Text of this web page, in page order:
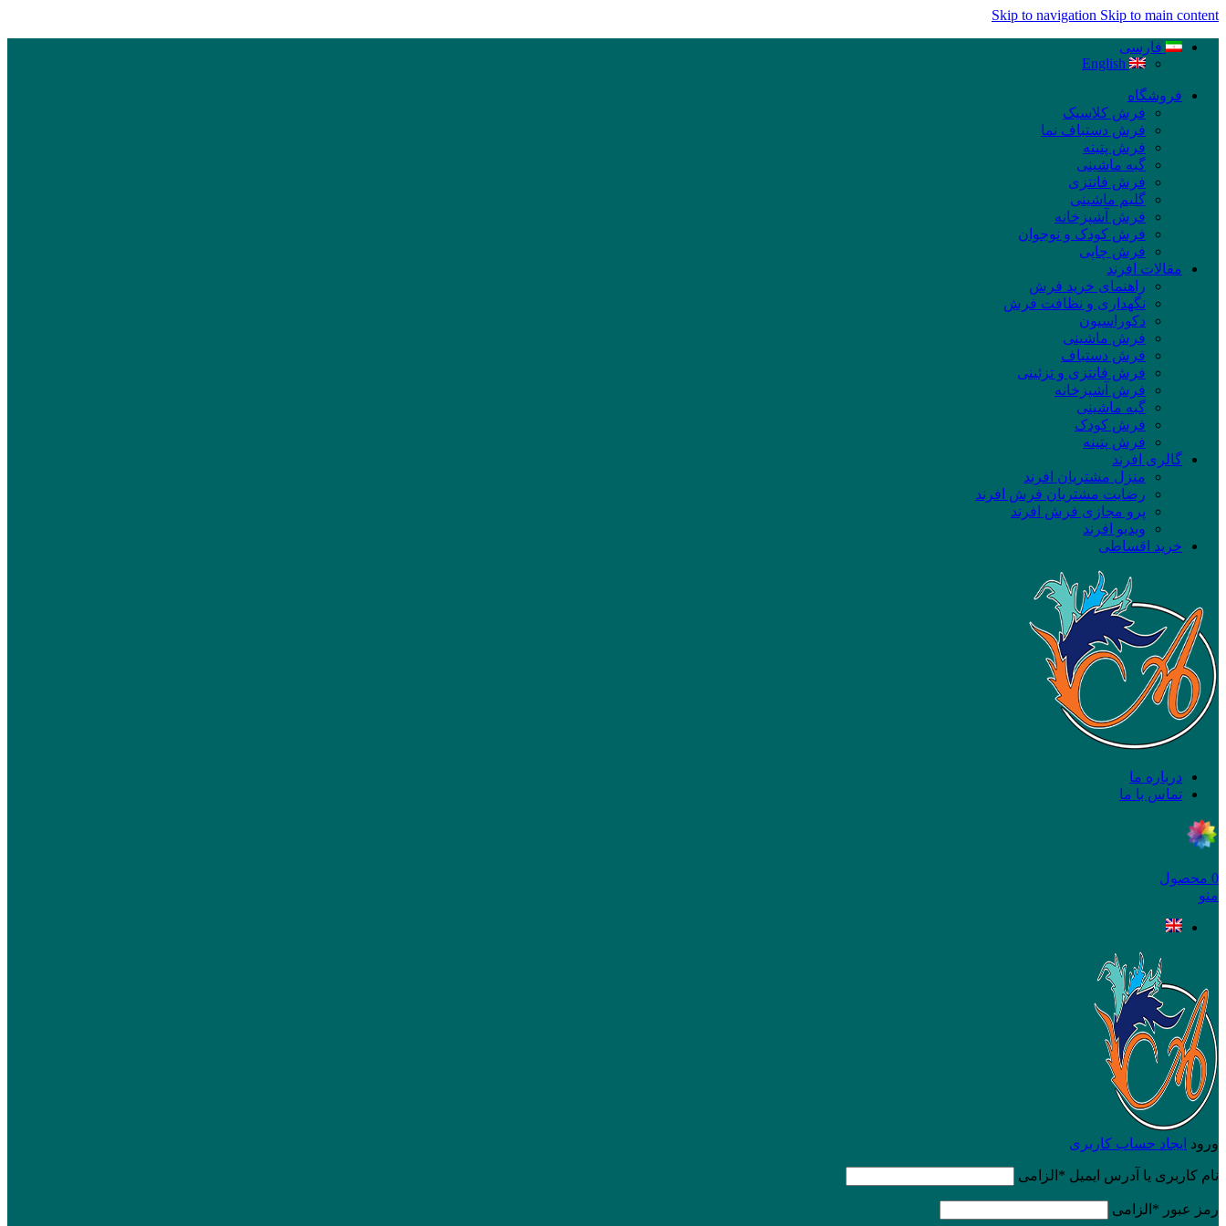
Skip to navigation Skip to main content
فارسی
English
فروشگاه
فرش کلاسیک
فرش دستباف نما
فرش پتینه
گبه ماشینی
فرش فانتزی
گلیم ماشینی
فرش آشپزخانه
فرش کودک و نوجوان
فرش چاپی
مقالات افرند
راهنمای خرید فرش
نگهداری و نظافت فرش
دکوراسیون
فرش ماشینی
فرش دستباف
فرش فانتزی و تزئینی
فرش آشپزخانه
گبه ماشینی
فرش کودک
فرش پتینه
گالری افرند
منزل مشتریان افرند
رضایت مشتریان فرش افرند
پرو مجازی فرش افرند
ویدیو افرند
خرید اقساطی
درباره ما
تماس با ما
0 محصول
منو
ورود ایجاد حساب کاربری
نام کاربری یا آدرس ایمیل * الزامی
رمز عبور * الزامی